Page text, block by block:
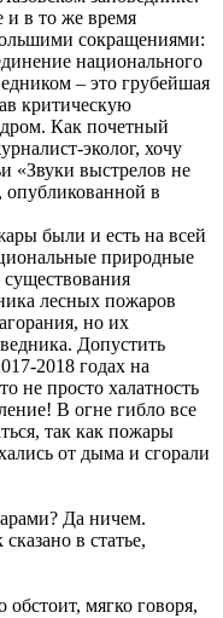
и в то же время
сокращениями:
национального
– это грубейшая
критическую
Как почетный
эколог, хочу
«Звуки выстрелов не
опубликованной в
были и есть на всей
природные
лесных пожаров
но их
Допустить
2018 годах на
не просто халатность
В огне гибло все
так как пожары
от дыма и сгорали
Да ничем.
в статье,
обстоит, мягко говоря,